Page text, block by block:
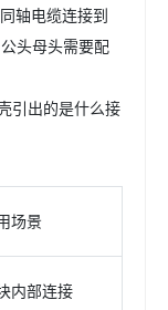
轴电缆连接到
头母头需要配
引出的是什么接
场景
内部连接